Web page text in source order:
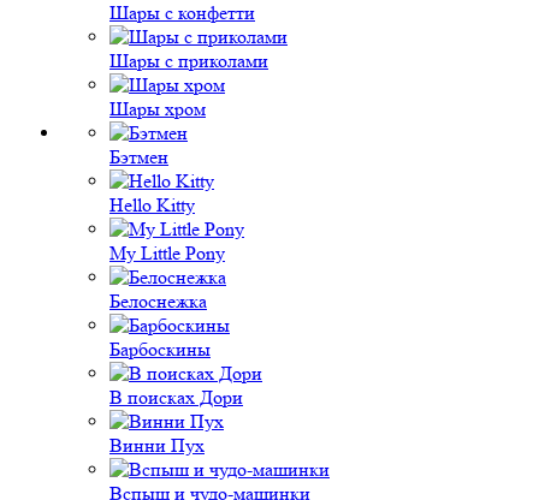
Шары с конфетти
Шары с приколами
Шары хром
Бэтмен
Hello Kitty
My Little Pony
Белоснежка
Барбоскины
В поисках Дори
Винни Пух
Вспыш и чудо-машинки